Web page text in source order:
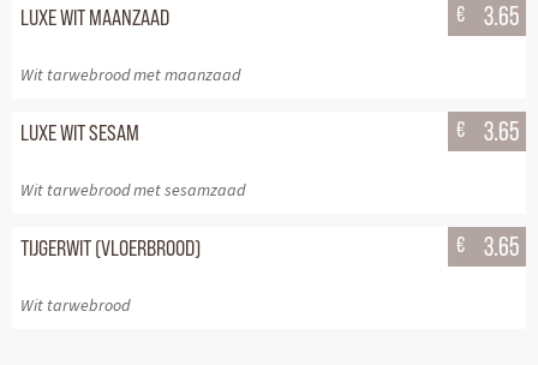
LUXE WIT MAANZAAD
Wit tarwebrood met maanzaad
€ 3.65
LUXE WIT SESAM
Wit tarwebrood met sesamzaad
€ 3.65
TIJGERWIT (VLOERBROOD)
Wit tarwebrood
€ 3.65